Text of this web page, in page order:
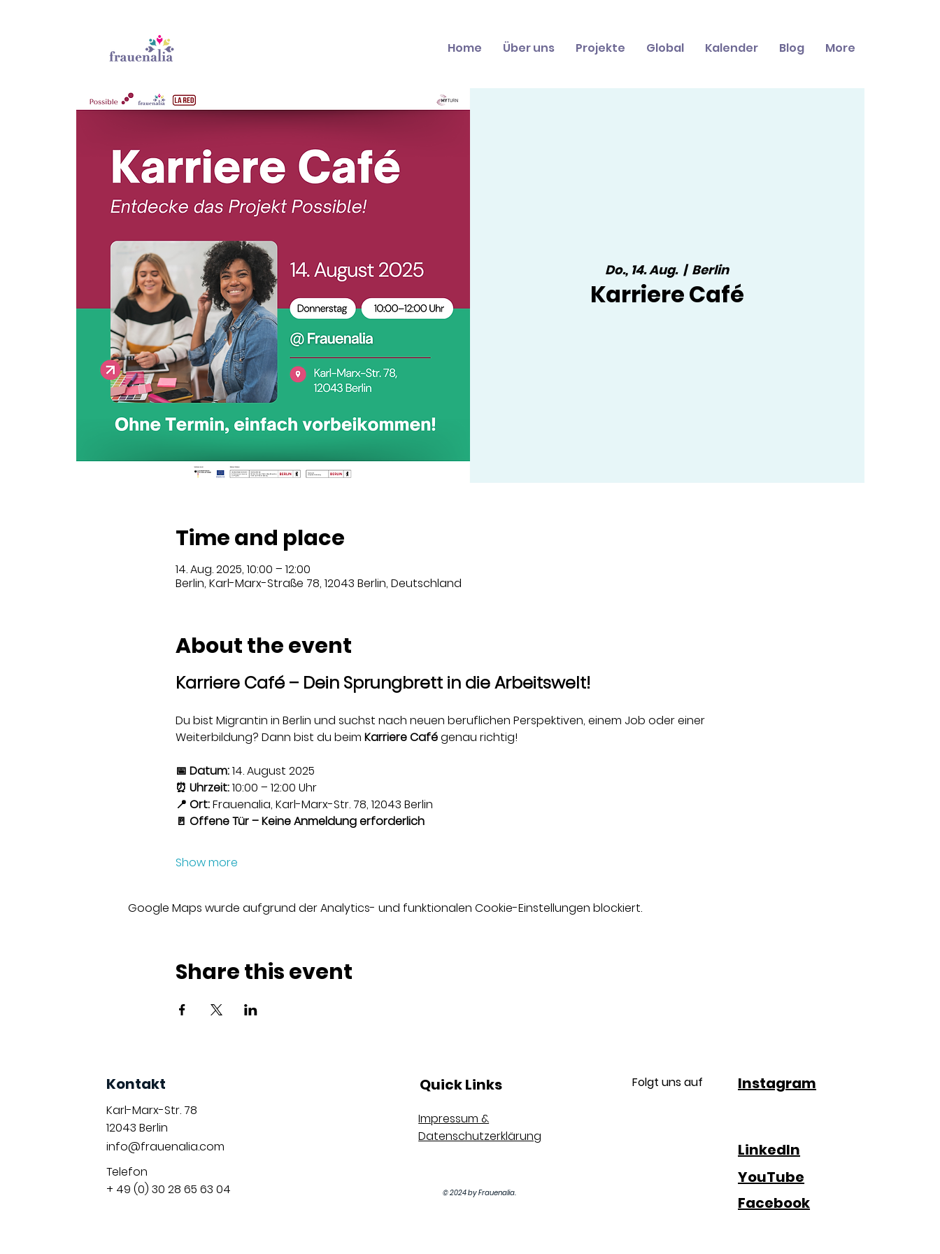
Home Über uns Projekte Global Kalender Blog More
Do., 14. Aug.
  |
Berlin
Karriere Café
Time and place
14. Aug. 2025, 10:00 – 12:00
Berlin, Karl-Marx-Straße 78, 12043 Berlin, Deutschland
About the event
Karriere Café – Dein Sprungbrett in die Arbeitswelt!
Du bist Migrantin in Berlin und suchst nach neuen beruflichen Perspektiven, einem Job oder einer
Weiterbildung? Dann bist du beim Karriere Café genau richtig!
📅 Datum: 14. August 2025
⏰ Uhrzeit: 10:00 – 12:00 Uhr
📍 Ort: Frauenalia, Karl-Marx-Str. 78, 12043 Berlin
🚪 Offene Tür – Keine Anmeldung erforderlich
Show more
Google Maps wurde aufgrund der Analytics- und funktionalen Cookie-Einstellungen blockiert.
Share this event
Kontakt
Karl-Marx-Str. 78
12043 Berlin
info@frauenalia.com
Telefon
+ 49 (0) 30 28 65 63 04
Quick Links
Impressum &
Datenschutzerklärung
Folgt uns auf Instagram
LinkedIn
YouTube
Facebook
© 2024 by Frauenalia.